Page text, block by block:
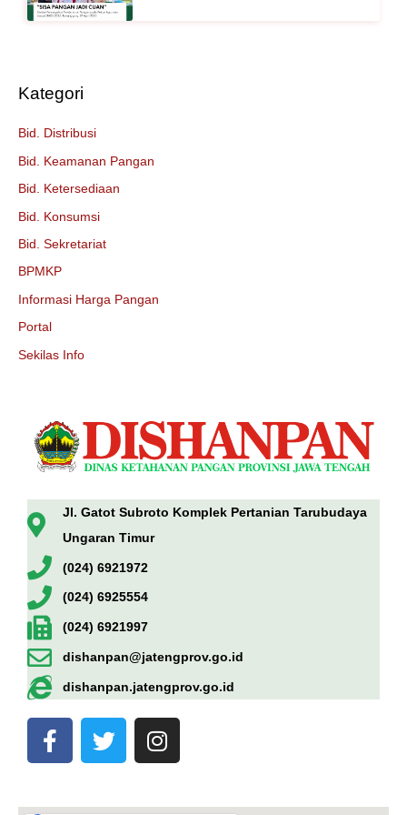
Kategori
Bid. Distribusi
Bid. Keamanan Pangan
Bid. Ketersediaan
Bid. Konsumsi
Bid. Sekretariat
BPMKP
Informasi Harga Pangan
Portal
Sekilas Info
Jl. Gatot Subroto Komplek Pertanian Tarubudaya
Ungaran Timur
(024) 6921972
(024) 6925554
(024) 6921997
dishanpan@jatengprov.go.id
dishanpan.jatengprov.go.id
F
a
T
w
I
n